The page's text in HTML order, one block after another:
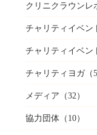
クリニクラウンレ
チャリティイベン
チャリティイベン
チャリティヨガ（5
メディア （32）
協力団体（10）